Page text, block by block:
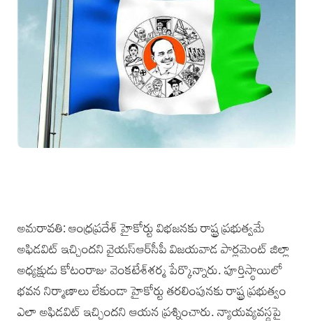
అమరావతి: ఆంధ్రప్రదేశ్‌ హైకోర్టు విభజనకు రాష్ట్ర ప్రభుత్వమే
అఫిడవిట్‌ ఇచ్చిందని వైయస్‌ఆర్‌సీపీ విజయవాడ పార్లమెంట్‌ జిల్లా
అధ్యక్షుడు కోటంరాజు వెంకటేశ్‌శర్మ పేర్కొన్నారు. పూర్తిస్థాయిలో
భవన నిర్మాణాలు లేకుండా హైకోర్టు తరలింపునకు రాష్ట్ర ప్రభుత్వం
ఎలా అఫిడవిట్‌ ఇచ్చిందని ఆయన ప్రశ్నించారు. న్యాయవ్యవస్థపై